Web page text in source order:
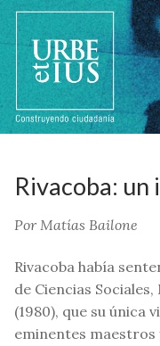
contenido
Rivacoba:
Por Matías Bailone
Rivacoba había
de Ciencias
(1980), que su única
eminentes maestros